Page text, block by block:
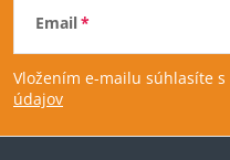
á
p
Email
Vložením e-mailu súhlasíte s
údajov